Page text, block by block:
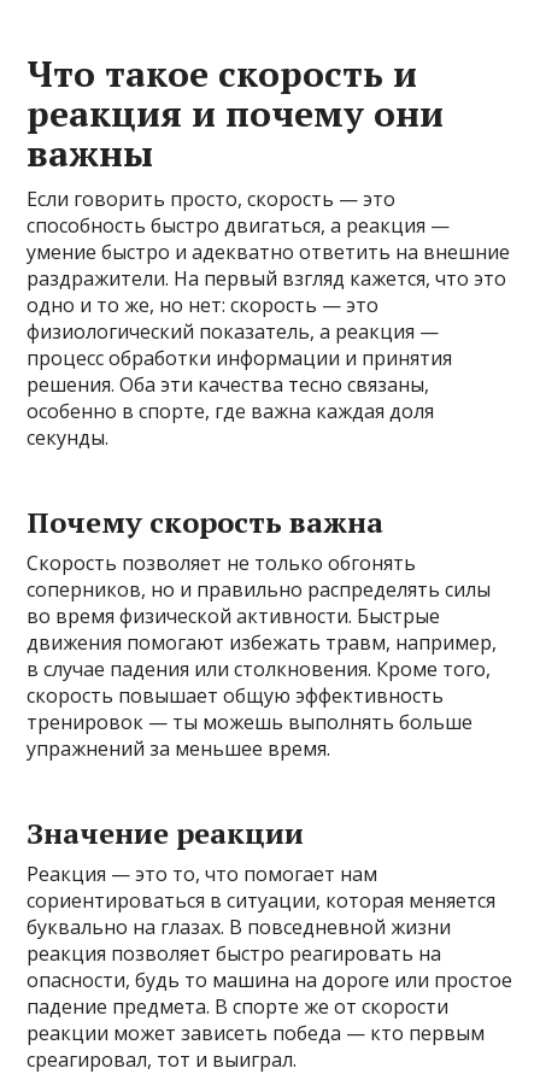
Что такое скорость и
реакция и почему они
важны
Если говорить просто, скорость — это
способность быстро двигаться, а реакция —
умение быстро и адекватно ответить на внешние
раздражители. На первый взгляд кажется, что это
одно и то же, но нет: скорость — это
физиологический показатель, а реакция —
процесс обработки информации и принятия
решения. Оба эти качества тесно связаны,
особенно в спорте, где важна каждая доля
секунды.
Почему скорость важна
Скорость позволяет не только обгонять
соперников, но и правильно распределять силы
во время физической активности. Быстрые
движения помогают избежать травм, например,
в случае падения или столкновения. Кроме того,
скорость повышает общую эффективность
тренировок — ты можешь выполнять больше
упражнений за меньшее время.
Значение реакции
Реакция — это то, что помогает нам
сориентироваться в ситуации, которая меняется
буквально на глазах. В повседневной жизни
реакция позволяет быстро реагировать на
опасности, будь то машина на дороге или простое
падение предмета. В спорте же от скорости
реакции может зависеть победа — кто первым
среагировал, тот и выиграл.